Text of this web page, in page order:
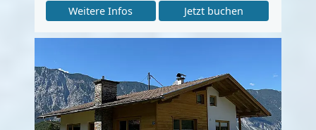
Weitere Infos Jetzt buchen